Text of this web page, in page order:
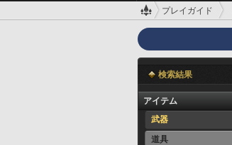
プレイガイド
検索結果
アイテム
武器
道具